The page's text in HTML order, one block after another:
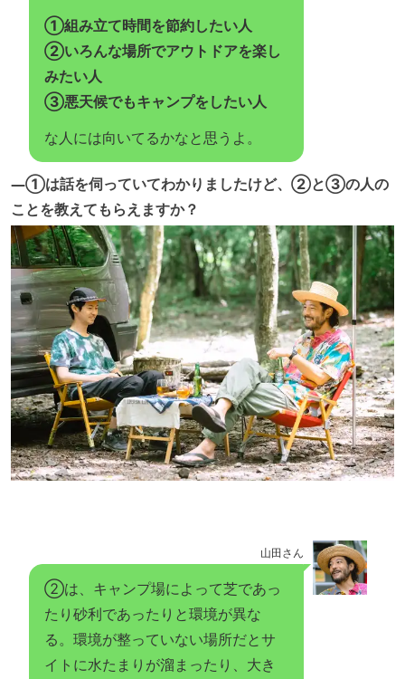
①組み立て時間を節約したい人
②いろんな場所でアウトドアを楽し
みたい人
③悪天候でもキャンプをしたい人
な人には向いてるかなと思うよ。
―①は話を伺っていてわかりましたけど、②と③の人の
ことを教えてもらえますか？
山田さん
②は、キャンプ場によって芝であっ
たり砂利であったりと環境が異な
る。環境が整っていない場所だとサ
イトに水たまりが溜まったり、大き